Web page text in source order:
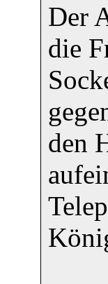
Der
die
den